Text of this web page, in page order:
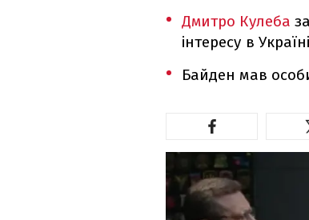
Дмитро Кулеба
інтересу в
Байден мав